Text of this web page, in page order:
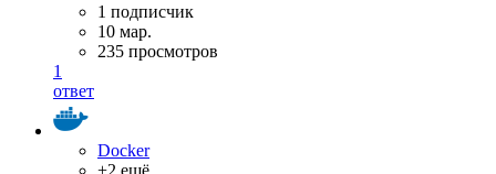
1 подписчик
10 мар.
235 просмотров
1
ответ
Docker
+2 ещё